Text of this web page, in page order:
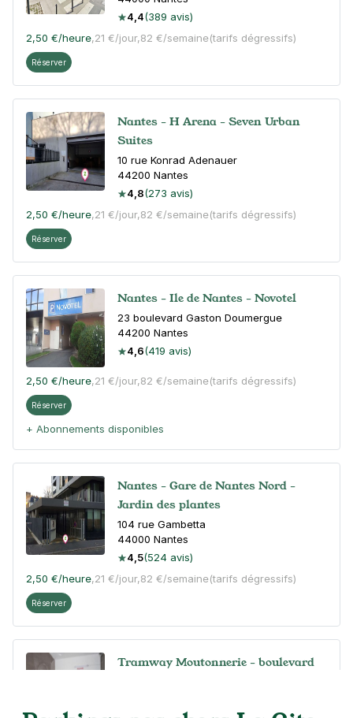
4,4(389 avis)
2,50 €/heure,21 €/jour,82 €/semaine(tarifs dégressifs)
Réserver
Nantes - H Arena - Seven Urban
Suites
10 rue Konrad Adenauer
44200 Nantes
4,8(273 avis)
2,50 €/heure,21 €/jour,82 €/semaine(tarifs dégressifs)
Réserver
Nantes - Ile de Nantes - Novotel
23 boulevard Gaston Doumergue
44200 Nantes
4,6(419 avis)
2,50 €/heure,21 €/jour,82 €/semaine(tarifs dégressifs)
Réserver
+ Abonnements disponibles
Nantes - Gare de Nantes Nord -
Jardin des plantes
104 rue Gambetta
44000 Nantes
4,5(524 avis)
2,50 €/heure,21 €/jour,82 €/semaine(tarifs dégressifs)
Réserver
Tramway Moutonnerie - boulevard